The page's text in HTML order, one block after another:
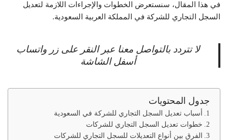
في هذا المقال، سنستعرض الخطوات والإجراءات اللازمة لتعديل
السجل التجاري للشركة في المملكة العربية السعودية.
لا تتردد بالتواصل معنا عبر النقر على زر واتساب
أسفل الشاشة
جدول المحتويات
أسباب تعديل السجل التجاري للشركة في السعودية
خطوات تعديل السجل التجاري للشركات
الفرق بين أنواع التعديلات للسجل التجاري للشركات